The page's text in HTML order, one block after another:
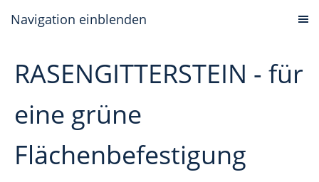
Navigation einblenden
RASENGITTERSTEIN - für
eine grüne
Flächenbefestigung